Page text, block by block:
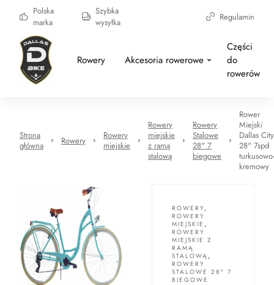
Polska
marka
Szybka
wysyłka
Regulamin
Rowery Akcesoria rowerowe
Części
do
rowerów
Strona
główna
Rowery
Rowery
miejskie
Rowery
miejskie
z ramą
stalową
Rowery
Stalowe
28" 7
biegowe
Rower
Miejski
Dallas City
28" 7spd
turkusowo-
kremowy
ROWERY,
ROWERY
MIEJSKIE ,
ROWERY
MIEJSKIE Z
RAMĄ
STALOWĄ ,
ROWERY
STALOWE 28" 7
BIEGOWE